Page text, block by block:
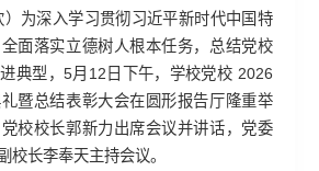
）为深入学习贯彻习近平新时代中国特
面落实立德树人根本任务，总结党校
典型，5月12日下午，学校党校 2026
暨总结表彰大会在圆形报告厅隆重举
校校长郭新力出席会议并讲话，党委
校长李奉天主持会议。